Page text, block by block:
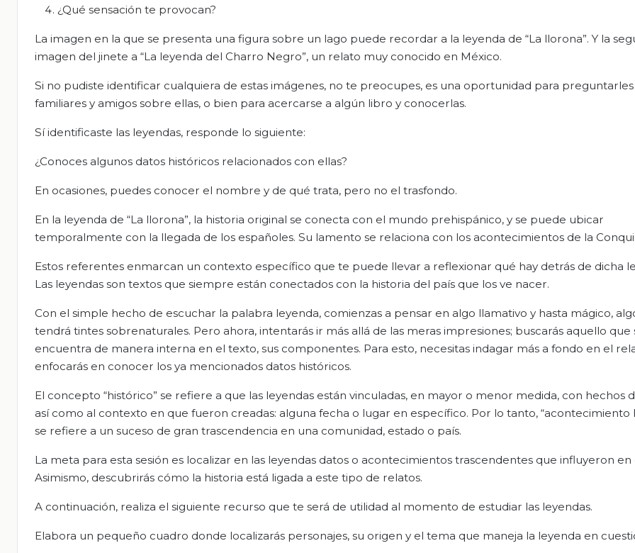
¿Qué sensación te provocan?
La imagen en la que se presenta una figura sobre un lago puede recordar a la leyenda de “La llorona”. Y la
imagen del jinete a “La leyenda del Charro Negro”, un relato muy conocido en México.
Si no pudiste identificar cualquiera de estas imágenes, no te preocupes, es una oportunidad para preguntarles
familiares y amigos sobre ellas, o bien para acercarse a algún libro y conocerlas.
Sí identificaste las leyendas, responde lo siguiente:
¿Conoces algunos datos históricos relacionados con ellas?
En ocasiones, puedes conocer el nombre y de qué trata, pero no el trasfondo.
En la leyenda de “La llorona”, la historia original se conecta con el mundo prehispánico, y se puede ubicar
temporalmente con la llegada de los españoles. Su lamento se relaciona con los acontecimientos de la
Estos referentes enmarcan un contexto específico que te puede llevar a reflexionar qué hay detrás de dicha
Las leyendas son textos que siempre están conectados con la historia del país que los ve nacer.
Con el simple hecho de escuchar la palabra leyenda, comienzas a pensar en algo llamativo y hasta mágico,
tendrá tintes sobrenaturales. Pero ahora, intentarás ir más allá de las meras impresiones; buscarás aquello que
encuentra de manera interna en el texto, sus componentes. Para esto, necesitas indagar más a fondo en el
enfocarás en conocer los ya mencionados datos históricos.
El concepto “histórico” se refiere a que las leyendas están vinculadas, en mayor o menor medida, con hechos
así como al contexto en que fueron creadas: alguna fecha o lugar en específico. Por lo tanto, “acontecimiento
se refiere a un suceso de gran trascendencia en una comunidad, estado o país.
La meta para esta sesión es localizar en las leyendas datos o acontecimientos trascendentes que influyeron en
Asimismo, descubrirás cómo la historia está ligada a este tipo de relatos.
A continuación, realiza el siguiente recurso que te será de utilidad al momento de estudiar las leyendas.
Elabora un pequeño cuadro donde localizarás personajes, su origen y el tema que maneja la leyenda en